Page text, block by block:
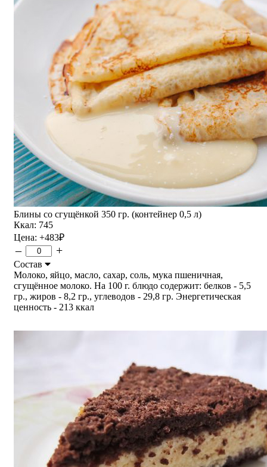
Блины со сгущёнкой 350 гр. (контейнер 0,5 л)
Ккал: 745
Цена: +483₽
– +
Состав
Молоко, яйцо, масло, сахар, соль, мука пшеничная,
сгущённое молоко. На 100 г. блюдо содержит: белков - 5,5
гр., жиров - 8,2 гр., углеводов - 29,8 гр. Энергетическая
ценность - 213 ккал